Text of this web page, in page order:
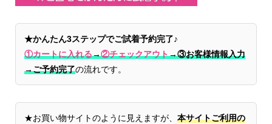
★かんたん3ステップでご試着予約完了♪
①カートに入れる→②チェックアウト→③お客様情報入力
→ご予約完了の流れです。
★お買い物サイトのように見えますが、 本サイトご利用の